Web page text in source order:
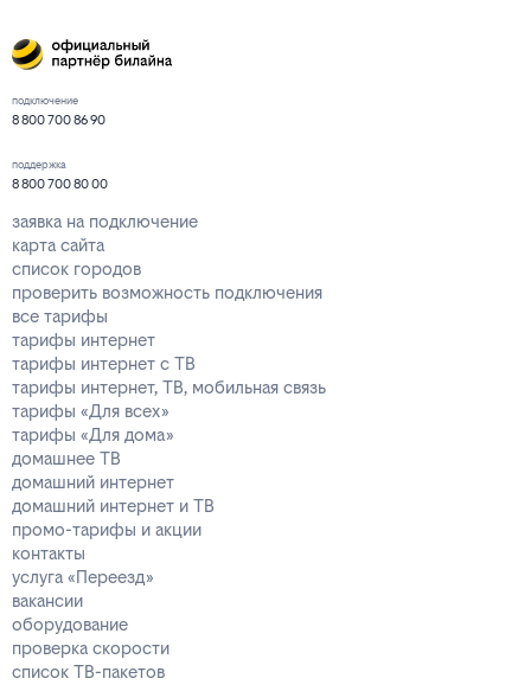
подключение
8 800 700 86 90
поддержка
8 800 700 80 00
заявка на подключение
карта сайта
список городов
проверить возможность подключения
все тарифы
тарифы интернет
тарифы интернет с ТВ
тарифы интернет, ТВ, мобильная связь
тарифы «Для всех»
тарифы «Для дома»
домашнее ТВ
домашний интернет
домашний интернет и ТВ
промо-тарифы и акции
контакты
услуга «Переезд»
вакансии
оборудование
проверка скорости
список ТВ-пакетов